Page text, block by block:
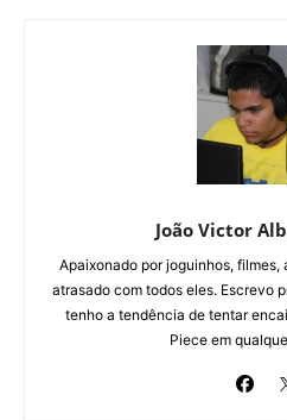
João Victor
Apaixonado por joguinhos, filmes,
atrasado com todos eles. Escrevo
tenho a tendência de tentar
Piece em